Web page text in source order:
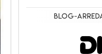
Blog-